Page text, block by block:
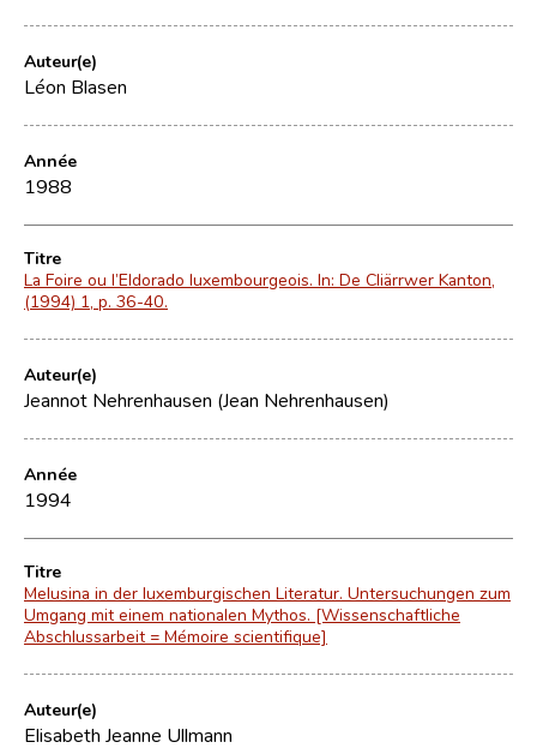
Auteur(e)
Léon Blasen
Année
1988
Titre
La Foire ou l’Eldorado luxembourgeois. In: De Cliärrwer Kanton,
(1994) 1, p. 36-40.
Auteur(e)
Jeannot Nehrenhausen (Jean Nehrenhausen)
Année
1994
Titre
Melusina in der luxemburgischen Literatur. Untersuchungen zum
Umgang mit einem nationalen Mythos. [Wissenschaftliche
Abschlussarbeit = Mémoire scientifique]
Auteur(e)
Elisabeth Jeanne Ullmann